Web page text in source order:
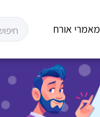
מאמרי אורח